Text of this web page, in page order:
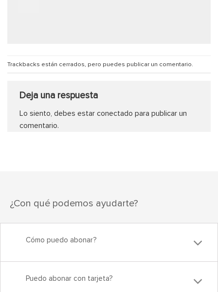
Trackbacks están cerrados, pero puedes publicar un comentario.
Deja una respuesta
Lo siento, debes estar conectado para publicar un
comentario.
¿Con qué podemos ayudarte?
Cómo puedo abonar?
Puedo abonar con tarjeta?